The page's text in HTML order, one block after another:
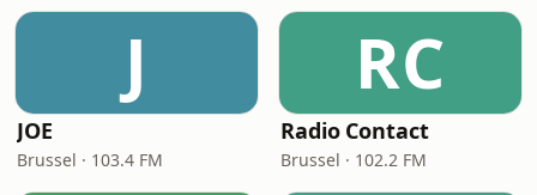
J
JOE
Brussel · 103.4 FM
RC
Radio Contact
Brussel · 102.2 FM